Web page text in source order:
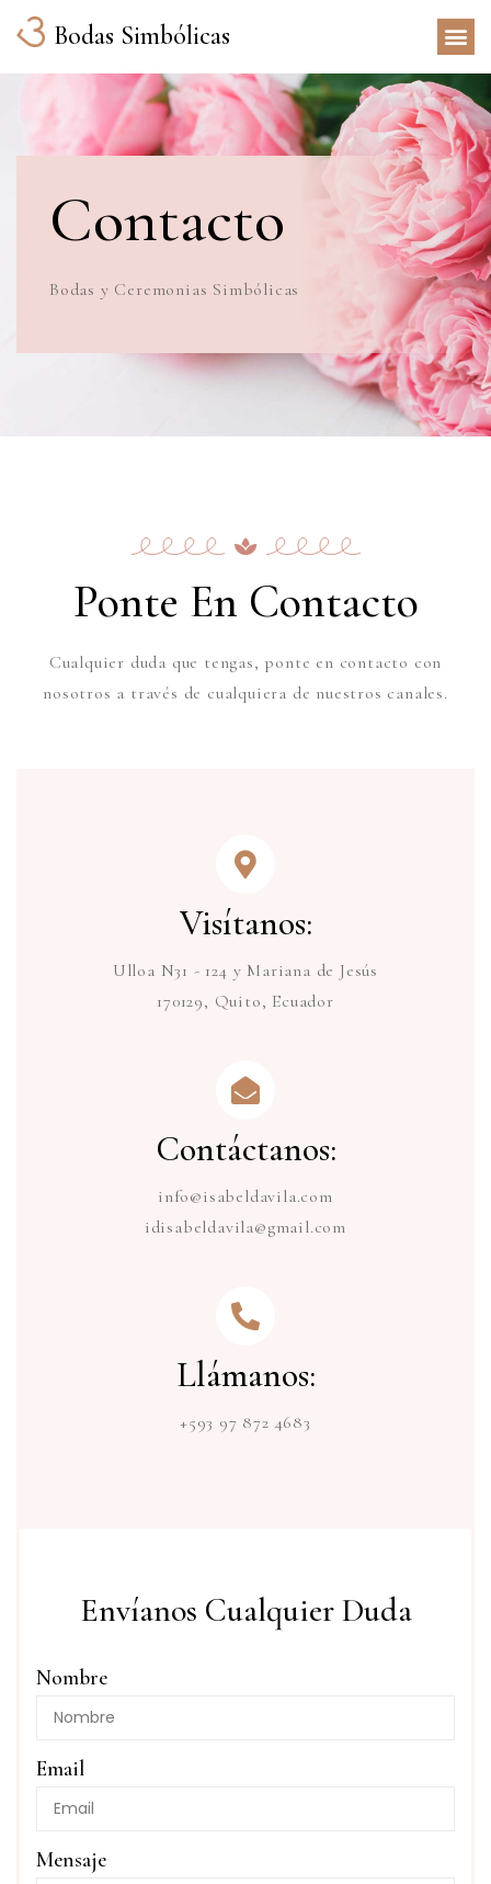
Bodas Simbólicas
Contacto
Bodas y Ceremonias Simbólicas
Ponte En Contacto
Cualquier duda que tengas, ponte en contacto con
nosotros a través de cualquiera de nuestros canales.
Visítanos:
Ulloa N31 - 124 y Mariana de Jesús
170129, Quito, Ecuador
Contáctanos:
info@isabeldavila.com
idisabeldavila@gmail.com
Llámanos:
+593 97 872 4683
Envíanos Cualquier Duda
Nombre
Email
Mensaje